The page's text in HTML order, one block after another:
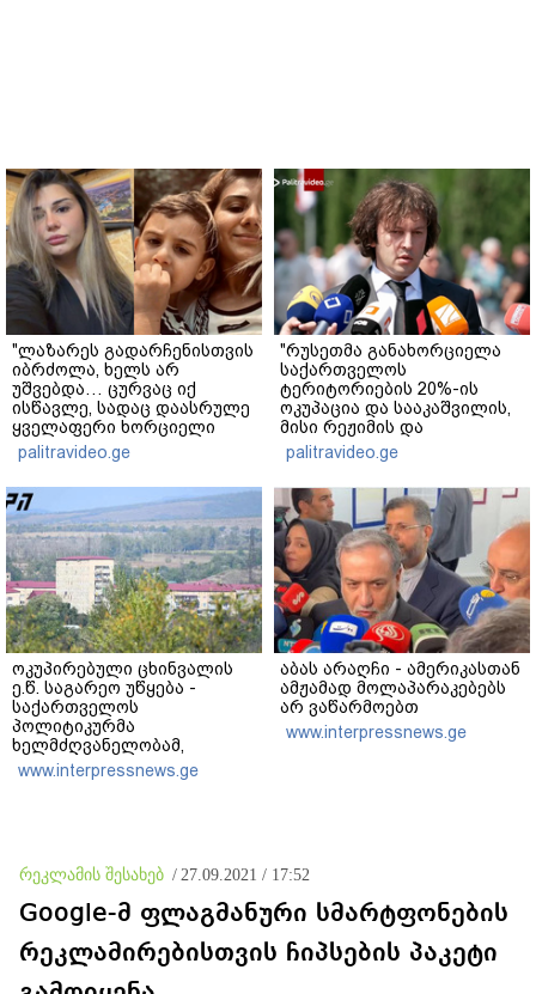
"ლაზარეს გადარჩენისთვის
იბრძოლა, ხელს არ
უშვებდა… ცურვაც იქ
ისწავლე, სადაც დაასრულე
ყველაფერი ხორციელი
ცხოვრებიდან" – რას წერს
ხობში დაღუპული დედა-
შვილის ახლობელი?
palitravideo.ge
"რუსეთმა განახორციელა
საქართველოს
ტერიტორიების 20%-ის
ოკუპაცია და სააკაშვილის,
მისი რეჟიმის და
"ნაცმოძრაობის" ღალატი
ვერანაირად ვერ
გადაფარავს ამ
დანაშაულს" - ირაკლი
კობახიძე
palitravideo.ge
ოკუპირებული ცხინვალის
ე.წ. საგარეო უწყება -
საქართველოს
პოლიტიკურმა
ხელმძღვანელობამ,
ირაკლი კობახიძის სახით,
ოფიციალურად აღიარა
პასუხისმგებლობა უნდა
დაეკისროს ქვეყანას
www.interpressnews.ge
აბას არაღჩი - ამერიკასთან
ამჟამად მოლაპარაკებებს
არ ვაწარმოებთ
www.interpressnews.ge
რეკლამის შესახებ / 27.09.2021 / 17:52
Google-მ ფლაგმანური სმარტფონების
რეკლამირებისთვის ჩიპსების პაკეტი